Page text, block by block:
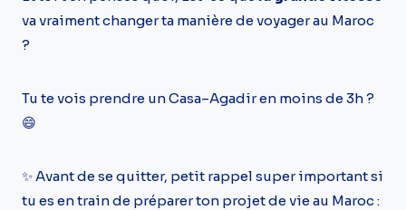
va vraiment changer ta manière de voyager au Maroc
?
Tu te vois prendre un Casa–Agadir en moins de 3h ?
😄
✨ Avant de se quitter, petit rappel super important si
tu es en train de préparer ton projet de vie au Maroc :